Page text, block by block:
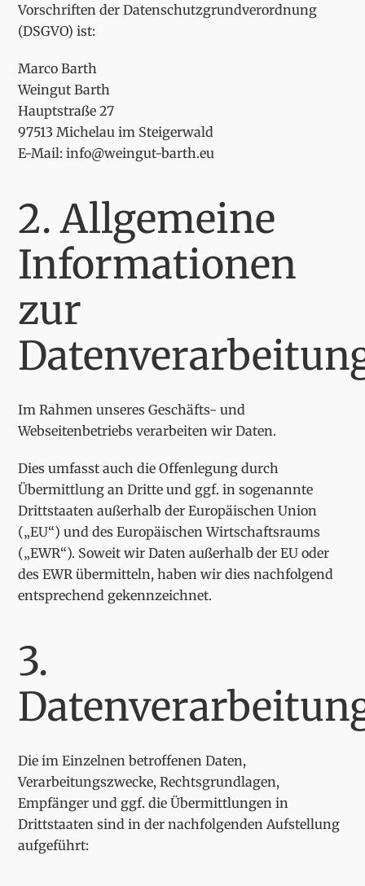
Vorschriften der Datenschutzgrundverordnung
(DSGVO) ist:
Marco Barth
Weingut Barth
Hauptstraße 27
97513 Michelau im Steigerwald
E-Mail: info@weingut-barth.eu
2. Allgemeine
Informationen
zur
Im Rahmen unseres Geschäfts- und
Webseitenbetriebs verarbeiten wir Daten.
Dies umfasst auch die Offenlegung durch
Übermittlung an Dritte und ggf. in sogenannte
Drittstaaten außerhalb der Europäischen Union
(„EU“) und des Europäischen Wirtschaftsraums
(„EWR“). Soweit wir Daten außerhalb der EU oder
des EWR übermitteln, haben wir dies nachfolgend
entsprechend gekennzeichnet.
3.
Die im Einzelnen betroffenen Daten,
Verarbeitungszwecke, Rechtsgrundlagen,
Empfänger und ggf. die Übermittlungen in
Drittstaaten sind in der nachfolgenden Aufstellung
aufgeführt: